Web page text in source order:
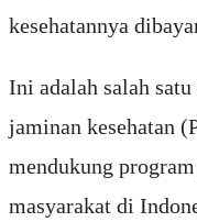
kesehatannya
Ini adalah salah
jaminan kesehatan
mendukung
masyarakat di